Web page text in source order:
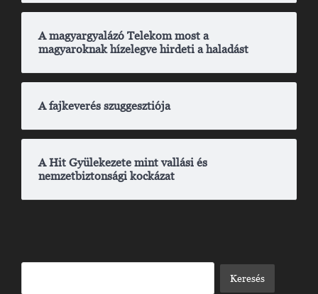
A magyargyalázó Telekom most a
magyaroknak hízelegve hirdeti a haladást
A fajkeverés szuggesztiója
A Hit Gyülekezete mint vallási és
nemzetbiztonsági kockázat